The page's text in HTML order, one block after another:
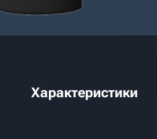
Характеристики